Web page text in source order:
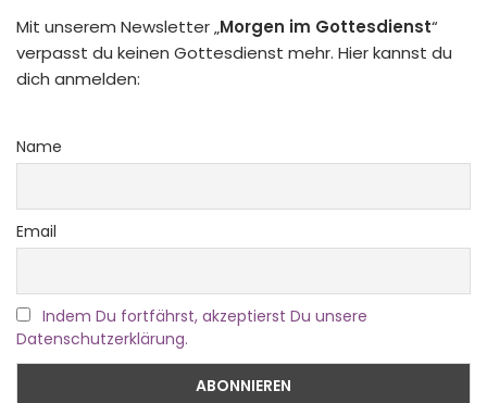
Mit unserem Newsletter „Morgen im Gottesdienst“
verpasst du keinen Gottesdienst mehr. Hier kannst du
dich anmelden:
Name
Email
Indem Du fortfährst, akzeptierst Du unsere
Datenschutzerklärung.